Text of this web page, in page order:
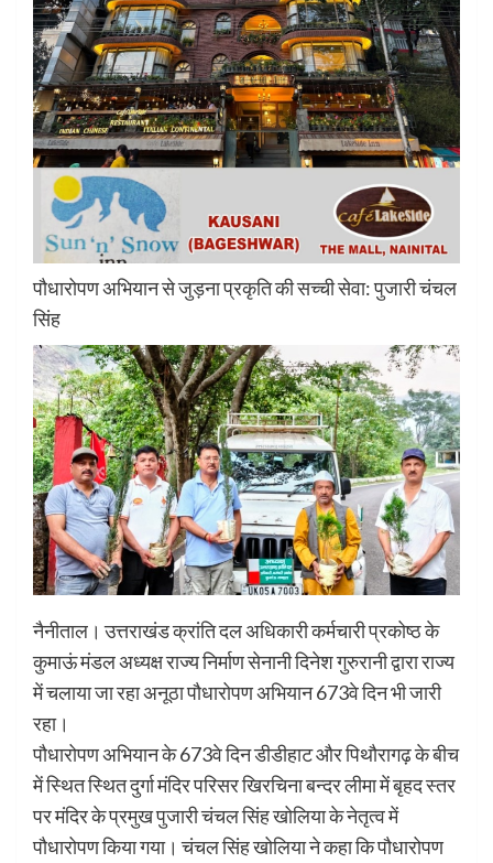
पौधारोपण अभियान से जुड़ना प्रकृति की सच्ची सेवा: पुजारी चंचल
सिंह
नैनीताल। उत्तराखंड क्रांति दल अधिकारी कर्मचारी प्रकोष्ठ के
कुमाऊं मंडल अध्यक्ष राज्य निर्माण सेनानी दिनेश गुरुरानी द्वारा राज्य
में चलाया जा रहा अनूठा पौधारोपण अभियान 673वे दिन भी जारी
रहा।
पौधारोपण अभियान के 673वे दिन डीडीहाट और पिथौरागढ़ के बीच
में स्थित स्थित दुर्गा मंदिर परिसर खिरचिना बन्दर लीमा में बृहद स्तर
पर मंदिर के प्रमुख पुजारी चंचल सिंह खोलिया के नेतृत्व में
पौधारोपण किया गया। चंचल सिंह खोलिया ने कहा कि पौधारोपण